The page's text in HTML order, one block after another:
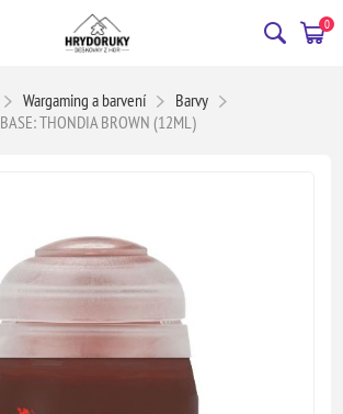
0
Wargaming a barvení
Barvy
BASE: THONDIA BROWN (12ML)